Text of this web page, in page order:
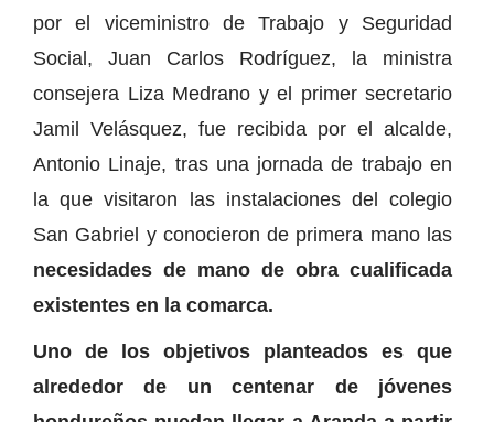
por el viceministro de Trabajo y Seguridad
Social, Juan Carlos Rodríguez, la ministra
consejera Liza Medrano y el primer secretario
Jamil Velásquez, fue recibida por el alcalde,
Antonio Linaje, tras una jornada de trabajo en
la que visitaron las instalaciones del colegio
San Gabriel y conocieron de primera mano las
necesidades de mano de obra cualificada
existentes en la comarca.
Uno de los objetivos planteados es que
alrededor de un centenar de jóvenes